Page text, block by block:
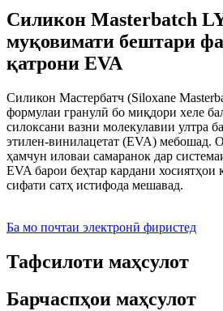
Силикон Masterbatch
муқовимати бештари
қатрони EVA
Силикон Мастербатч (Siloxane
формулаи гранулӣ бо миқдори хеле
силоксани вазни молекулавии ултра
этилен-винилацетат (EVA) мебошад.
ҳамчун иловаи самаранок дар
EVA барои беҳтар кардани хосиятҳои
сифати сатҳ истифода мешавад.
Ба мо почтаи электронӣ фиристед
Тафсилоти маҳсулот
Барчаспҳои маҳсулот